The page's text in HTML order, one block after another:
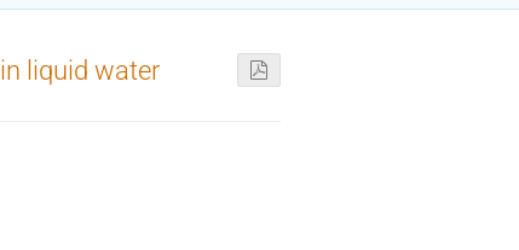
liquid water